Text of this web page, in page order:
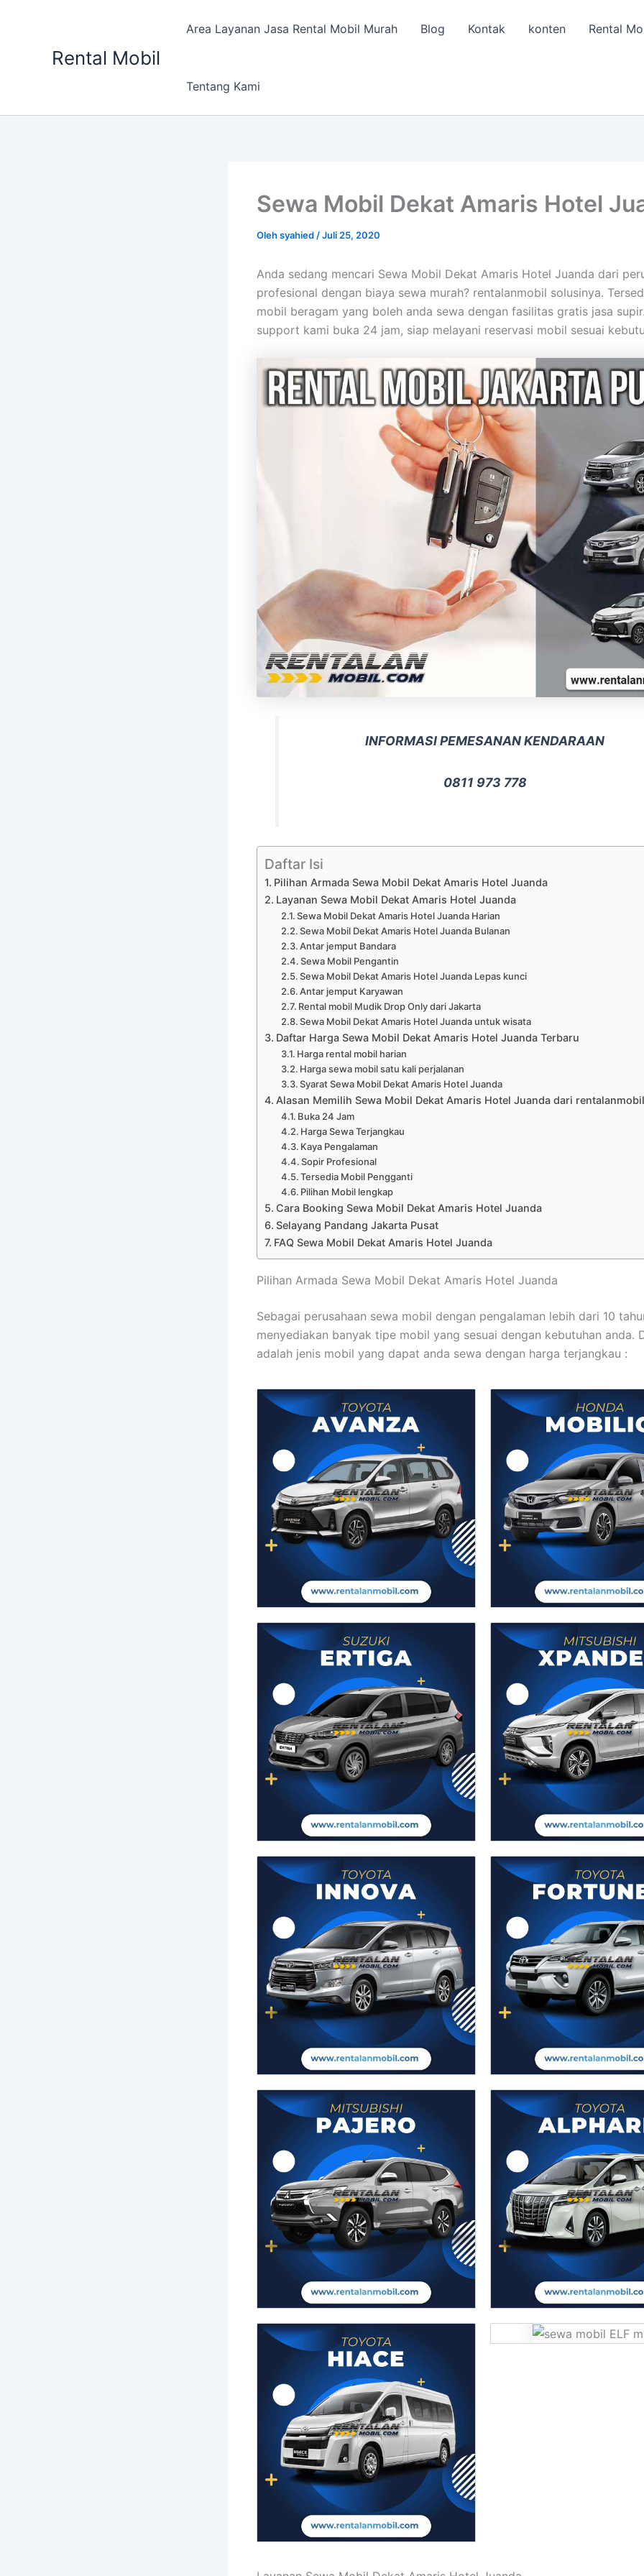
Rental Mobil
Area Layanan Jasa Rental Mobil Murah Blog Kontak konten Rental
Tentang Kami
Sewa Mobil Dekat Amaris Hotel
Olehsyahied /Juli 25, 2020
Anda sedang mencari Sewa Mobil Dekat Amaris Hotel Juanda dari
profesional dengan biaya sewa murah? rentalanmobil solusinya.
mobil beragam yang boleh anda sewa dengan fasilitas gratis jasa
support kami buka 24 jam, siap melayani reservasi mobil sesuai
INFORMASI PEMESANAN KENDARAAN
0811 973 778
Daftar Isi
Pilihan Armada Sewa Mobil Dekat Amaris Hotel Juanda
Layanan Sewa Mobil Dekat Amaris Hotel Juanda
Sewa Mobil Dekat Amaris Hotel Juanda Harian
Sewa Mobil Dekat Amaris Hotel Juanda Bulanan
Antar jemput Bandara
Sewa Mobil Pengantin
Sewa Mobil Dekat Amaris Hotel Juanda Lepas kunci
Antar jemput Karyawan
Rental mobil Mudik Drop Only dari Jakarta
Sewa Mobil Dekat Amaris Hotel Juanda untuk wisata
Daftar Harga Sewa Mobil Dekat Amaris Hotel Juanda Terbaru
Harga rental mobil harian
Harga sewa mobil satu kali perjalanan
Syarat Sewa Mobil Dekat Amaris Hotel Juanda
Alasan Memilih Sewa Mobil Dekat Amaris Hotel Juanda dari rentalanmobil
Buka 24 Jam
Harga Sewa Terjangkau
Kaya Pengalaman
Sopir Profesional
Tersedia Mobil Pengganti
Pilihan Mobil lengkap
Cara Booking Sewa Mobil Dekat Amaris Hotel Juanda
Selayang Pandang Jakarta Pusat
FAQ Sewa Mobil Dekat Amaris Hotel Juanda
Pilihan Armada Sewa Mobil Dekat Amaris Hotel Juanda
Sebagai perusahaan sewa mobil dengan pengalaman lebih dari 10
menyediakan banyak tipe mobil yang sesuai dengan kebutuhan anda.
adalah jenis mobil yang dapat anda sewa dengan harga terjangkau :